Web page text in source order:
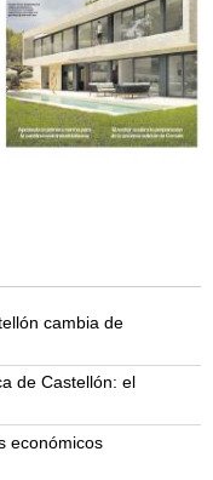
cambia de
de Castellón: el
económicos